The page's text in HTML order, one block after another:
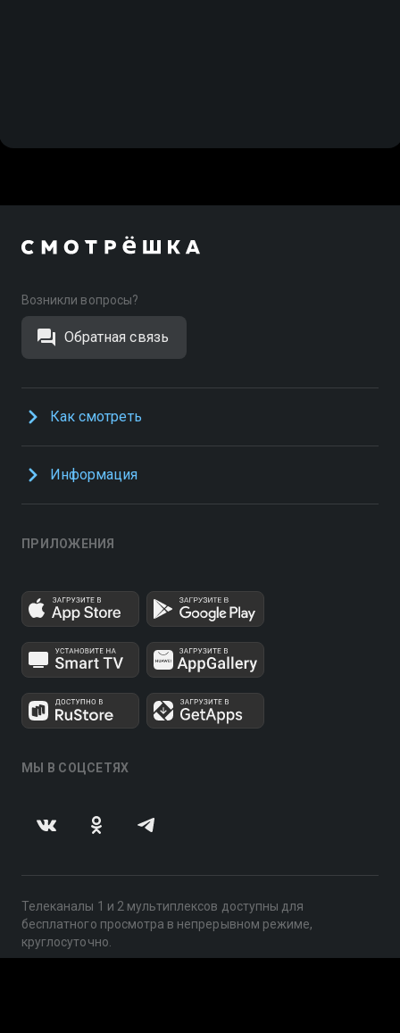
Возникли вопросы?
Обратная связь
Как смотреть
Информация
ПРИЛОЖЕНИЯ
МЫ В СОЦСЕТЯХ
Телеканалы 1 и 2 мультиплексов доступны для
бесплатного просмотра в непрерывном режиме,
круглосуточно.